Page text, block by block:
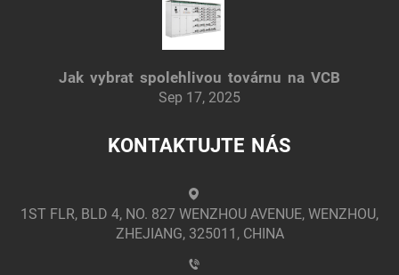
Jak vybrat spolehlivou továrnu na VCB
Sep 17, 2025
KONTAKTUJTE NÁS
1ST FLR, BLD 4, NO. 827 WENZHOU AVENUE, WENZHOU,
ZHEJIANG, 325011, CHINA